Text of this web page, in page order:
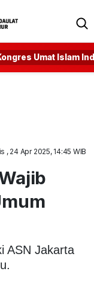
Umat Islam
, 24 Apr 2025, 14:45 WIB
ASN Jakarta